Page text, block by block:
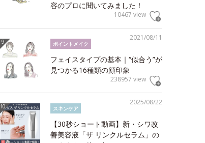
容のプロに聞いてみました！
10467 view
2021/08/11
ポイントメイク
フェイスタイプの基本｜“似合う”が
見つかる16種類の顔印象
238957 view
2025/08/22
スキンケア
【30秒ショート動画】新・シワ改
善美容液「ザ リンクルセラム」の